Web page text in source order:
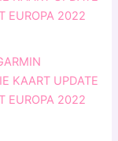
KAART UPDATE
EUROPA 2022